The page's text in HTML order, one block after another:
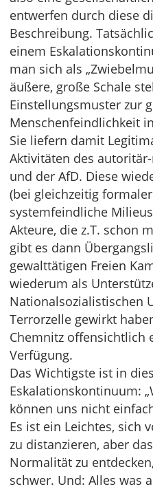
entwerfen durch diese
Beschreibung.
einem
man sich als
äußere, große Schale
Einstellungsmuster zur
Menschenfeindlichkeit
Sie liefern damit
Aktivitäten des
und der AfD. Diese
(bei gleichzeitig
systemfeindliche
Akteure, die z.T. schon
gibt es dann
gewalttätigen Freien
wiederum als
Nationalsozialistischen
Terrorzelle gewirkt
Chemnitz offensichtlich
Verfügung.
Das Wichtigste ist in
Eskalationskontinuum:
können uns nicht
Es ist ein Leichtes, sich
zu distanzieren, aber
Normalität zu
schwer. Und: Alles was